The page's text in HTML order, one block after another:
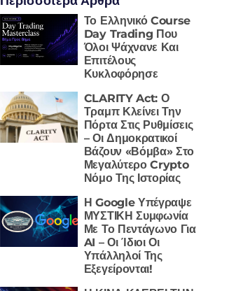
Το Ελληνικό Course
Day Trading Που
Όλοι Ψάχνανε Και
Επιτέλους
Κυκλοφόρησε
CLARITY Act: Ο
Τραμπ Κλείνει Την
Πόρτα Στις Ρυθμίσεις
– Οι Δημοκρατικοί
Βάζουν «Βόμβα» Στο
Μεγαλύτερο Crypto
Νόμο Της Ιστορίας
Η Google Υπέγραψε
ΜΥΣΤΙΚΗ Συμφωνία
Με Το Πεντάγωνο Για
AI – Οι Ίδιοι Οι
Υπάλληλοί Της
Εξεγείρονται!